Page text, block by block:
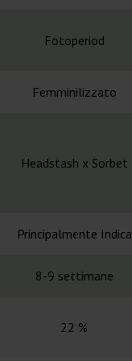
Fotoperiod
Femminilizzato
Headstash x Sorbet
Principalmente Indica
8-9 settimane
22 %